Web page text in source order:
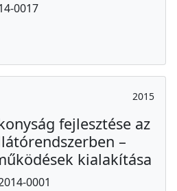
0017
2015
fejlesztése az
–
kialakítása
0001